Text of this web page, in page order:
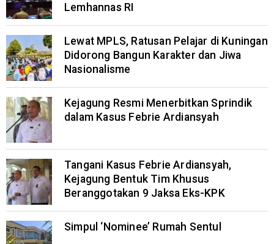
Lemhannas RI
Lewat MPLS, Ratusan Pelajar di Kuningan
Didorong Bangun Karakter dan Jiwa
Nasionalisme
Kejagung Resmi Menerbitkan Sprindik
dalam Kasus Febrie Ardiansyah
Tangani Kasus Febrie Ardiansyah,
Kejagung Bentuk Tim Khusus
Beranggotakan 9 Jaksa Eks-KPK
Simpul ‘Nominee’ Rumah Sentul